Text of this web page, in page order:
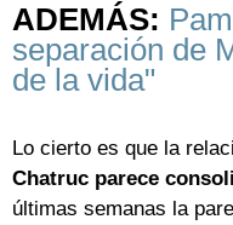
ADEMÁS:
separación de
de la vida"
Lo cierto es que la
Chatruc parece
últimas semanas la